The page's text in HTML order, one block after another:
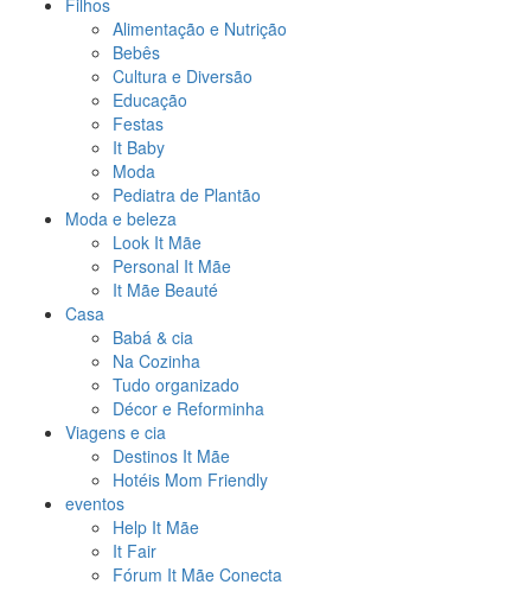
Filhos
Alimentação e Nutrição
Bebês
Cultura e Diversão
Educação
Festas
It Baby
Moda
Pediatra de Plantão
Moda e beleza
Look It Mãe
Personal It Mãe
It Mãe Beauté
Casa
Babá & cia
Na Cozinha
Tudo organizado
Décor e Reforminha
Viagens e cia
Destinos It Mãe
Hotéis Mom Friendly
eventos
Help It Mãe
It Fair
Fórum It Mãe Conecta